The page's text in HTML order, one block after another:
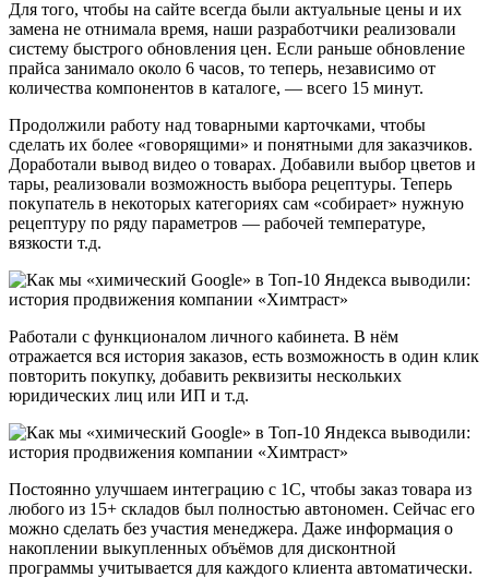
Для того, чтобы на сайте всегда были актуальные цены и их
замена не отнимала время, наши разработчики реализовали
систему быстрого обновления цен. Если раньше обновление
прайса занимало около 6 часов, то теперь, независимо от
количества компонентов в каталоге, — всего 15 минут.
Продолжили работу над товарными карточками, чтобы
сделать их более «говорящими» и понятными для заказчиков.
Доработали вывод видео о товарах. Добавили выбор цветов и
тары, реализовали возможность выбора рецептуры. Теперь
покупатель в некоторых категориях сам «собирает» нужную
рецептуру по ряду параметров — рабочей температуре,
вязкости т.д.
Работали с функционалом личного кабинета. В нём
отражается вся история заказов, есть возможность в один клик
повторить покупку, добавить реквизиты нескольких
юридических лиц или ИП и т.д.
Постоянно улучшаем интеграцию с 1С, чтобы заказ товара из
любого из 15+ складов был полностью автономен. Сейчас его
можно сделать без участия менеджера. Даже информация о
накоплении выкупленных объёмов для дисконтной
программы учитывается для каждого клиента автоматически.